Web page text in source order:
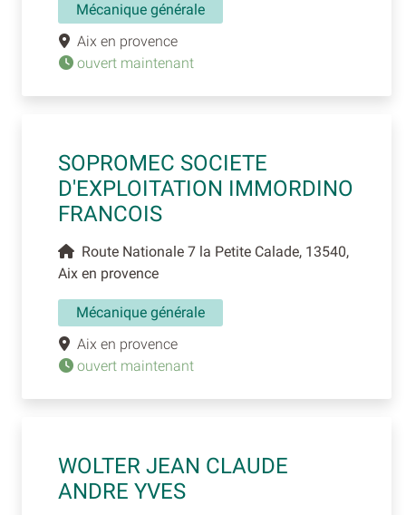
Mécanique générale
Aix en provence
ouvert maintenant
SOPROMEC SOCIETE
D'EXPLOITATION IMMORDINO
FRANCOIS
Route Nationale 7 la Petite Calade, 13540,
Aix en provence
Mécanique générale
Aix en provence
ouvert maintenant
WOLTER JEAN CLAUDE
ANDRE YVES